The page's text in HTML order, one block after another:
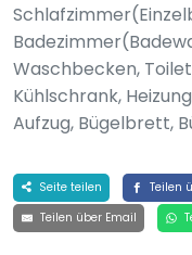
Waschbecken,
Kühlschrank,
Aufzug, Bügelbrett,
Seite teilen Teilen
Teilen über Email